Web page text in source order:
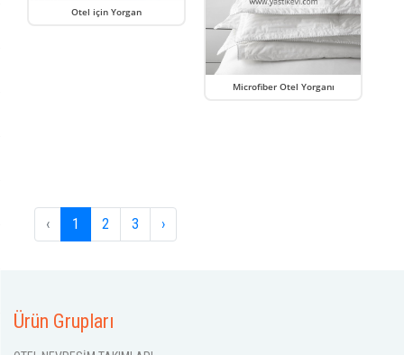
Otel için Yorgan
Microfiber Otel Yorganı
‹ 1 2 3 ›
Ürün Grupları